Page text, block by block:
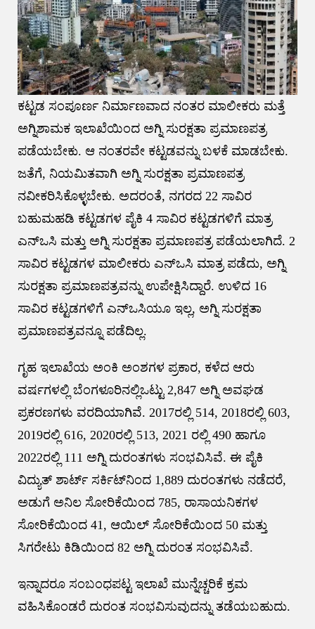
ಕಟ್ಟಡ ಸಂಪೂರ್ಣ ನಿರ್ಮಾಣವಾದ ನಂತರ ಮಾಲೀಕರು ಮತ್ತೆ
ಅಗ್ನಿಶಾಮಕ ಇಲಾಖೆಯಿಂದ ಅಗ್ನಿ ಸುರಕ್ಷತಾ ಪ್ರಮಾಣಪತ್ರ
ಪಡೆಯಬೇಕು. ಆ ನಂತರವೇ ಕಟ್ಟಡವನ್ನು ಬಳಕೆ ಮಾಡಬೇಕು.
ಜತೆಗೆ, ನಿಯಮಿತವಾಗಿ ಅಗ್ನಿ ಸುರಕ್ಷತಾ ಪ್ರಮಾಣಪತ್ರ
ನವೀಕರಿಸಿಕೊಳ್ಳಬೇಕು. ಅದರಂತೆ, ನಗರದ 22 ಸಾವಿರ
ಬಹುಮಹಡಿ ಕಟ್ಟಡಗಳ ಪೈಕಿ 4 ಸಾವಿರ ಕಟ್ಟಡಗಳಿಗೆ ಮಾತ್ರ
ಎನ್‌ಒಸಿ ಮತ್ತು ಅಗ್ನಿ ಸುರಕ್ಷತಾ ಪ್ರಮಾಣಪತ್ರ ಪಡೆಯಲಾಗಿದೆ. 2
ಸಾವಿರ ಕಟ್ಟಡಗಳ ಮಾಲೀಕರು ಎನ್‌ಒಸಿ ಮಾತ್ರ ಪಡೆದು, ಅಗ್ನಿ
ಸುರಕ್ಷತಾ ಪ್ರಮಾಣಪತ್ರವನ್ನು ಉಪೇಕ್ಷಿಸಿದ್ದಾರೆ. ಉಳಿದ 16
ಸಾವಿರ ಕಟ್ಟಡಗಳಿಗೆ ಎನ್‌ಒಸಿಯೂ ಇಲ್ಲ, ಅಗ್ನಿ ಸುರಕ್ಷತಾ
ಪ್ರಮಾಣಪತ್ರವನ್ನೂ ಪಡೆದಿಲ್ಲ.
ಗೃಹ ಇಲಾಖೆಯ ಅಂಕಿ ಅಂಶಗಳ ಪ್ರಕಾರ, ಕಳೆದ ಆರು
ವರ್ಷಗಳಲ್ಲಿ ಬೆಂಗಳೂರಿನಲ್ಲಿಒಟ್ಟು 2,847 ಅಗ್ನಿ ಅವಘಡ
ಪ್ರಕರಣಗಳು ವರದಿಯಾಗಿವೆ. 2017ರಲ್ಲಿ 514, 2018ರಲ್ಲಿ 603,
2019ರಲ್ಲಿ 616, 2020ರಲ್ಲಿ 513, 2021 ರಲ್ಲಿ 490 ಹಾಗೂ
2022ರಲ್ಲಿ 111 ಅಗ್ನಿ ದುರಂತಗಳು ಸಂಭವಿಸಿವೆ. ಈ ಪೈಕಿ
ವಿದ್ಯುತ್‌ ಶಾರ್ಟ್‌ ಸರ್ಕಿಟ್‌ನಿಂದ 1,889 ದುರಂತಗಳು ನಡೆದರೆ,
ಅಡುಗೆ ಅನಿಲ ಸೋರಿಕೆಯಿಂದ 785, ರಾಸಾಯನಿಕಗಳ
ಸೋರಿಕೆಯಿಂದ 41, ಆಯಿಲ್‌ ಸೋರಿಕೆಯಿಂದ 50 ಮತ್ತು
ಸಿಗರೇಟು ಕಿಡಿಯಿಂದ 82 ಅಗ್ನಿ ದುರಂತ ಸಂಭವಿಸಿವೆ.
ಇನ್ನಾದರೂ ಸಂಬಂಧಪಟ್ಟ ಇಲಾಖೆ ಮುನ್ನೆಚ್ಚರಿಕೆ ಕ್ರಮ
ವಹಿಸಿಕೊಂಡರೆ ದುರಂತ ಸಂಭವಿಸುವುದನ್ನು ತಡೆಯಬಹುದು.